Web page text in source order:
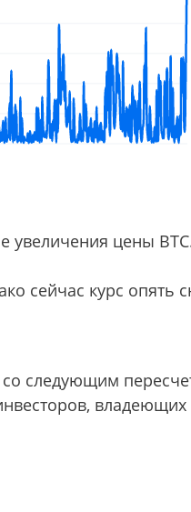
увеличения цены
сейчас курс опять
следующим
владеющих